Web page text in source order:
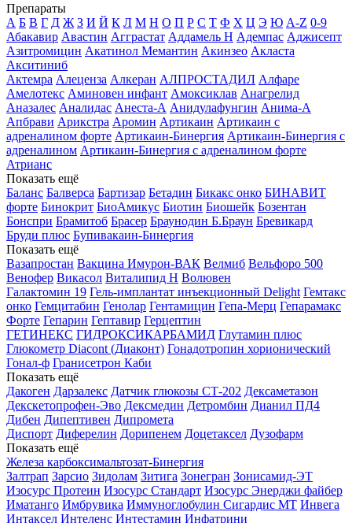
Препараты
А Б В Г Д Ж З И Й К Л М Н О П Р С Т Ф Х Ц Э Ю A-Z 0-9
Абакавир Авастин Агграстат Аддамель Н Адемпас Аджисепт
Азитромицин Акатинол Мемантин Акинзео Акласта
Акситиниб
Актемра Алеценза Алкеран АЛПРОСТАДИЛ Алфаре
Амелотекс Аминовен инфант Амоксиклав Анагрелид
Аназалес Аналидас Анеста-А Анидулафунгин Анима-А
Апбрави Арикстра Аромин Артикаин Артикаин с
адреналином форте Артикаин-Бинергия Артикаин-Бинергия с
адреналином Артикаин-Бинергия с адреналином форте
Атрианс
Показать ещё
Баланс Балверса Бартизар Бетадин Бикакс онко БИНАВИТ
форте Бинокрит БиоАмикус Биотин Биошейк Бозентан
Бонспри Брамитоб Брасер Браунодин Б.Браун Бревикард
Бруди плюс Бупивакаин-Бинергия
Показать ещё
Вазапростан Вакцина Имурон-ВАК Велмиб Вельфоро 500
Венофер Викасол Виталипид Н Волювен
Галактомин 19 Гель-имплантат инъекционный Delight Гемтакс
онко Гемцитабин Генолар Гентамицин Гепа-Мерц Гепарамакс
Форте Гепарин Гептавир Герцептин
ГЕТИНЕКС ГИДРОКСИКАРБАМИД Глутамин плюс
Глюкометр Diacont (Диаконт) Гонадотропин хорионический
Гонал-ф Гранисетрон Каби
Показать ещё
Дакоген Дарзалекс Датчик глюкозы СТ-202 Дексаметазон
Декскетопрофен-Эво Дексмедин Детромбин Дианил ПД4
Дибен Дипептивен Дипромета
Диспорт Диферелин Дорипенем Доцетаксел Дузофарм
Показать ещё
Железа карбоксимальтозат-Бинергия
Залтрап Зарсио Зидолам Зитига Зонегран Зонисамид-ЭТ
Изосурс Протеин Изосурс Стандарт Изосурс Энерджи файбер
Иматанго Имбрувика Иммуноглобулин Сигардис МТ Инвега
Интаксел Интеленс Интестамин Инфатрини